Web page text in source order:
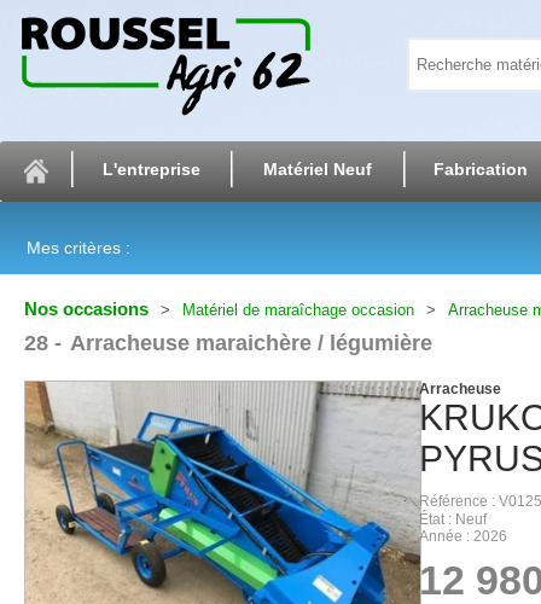
L'entreprise Matériel Neuf Fabrication
Mes critères :
Nos occasions Matériel de maraîchage occasion Arracheuse
28 Arracheuse maraichère / légumière
Arracheuse
Référence
État
Neuf
Année
2026
12